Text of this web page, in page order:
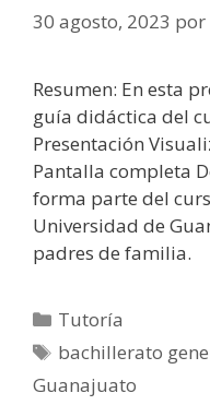
30 agosto, 2023 por
Resumen: En esta
guía didáctica del
Presentación
Pantalla completa
forma parte del
Universidad de
padres de familia.
Categorías
Tutoría
Etiquetas
bachillerato
Guanajuato